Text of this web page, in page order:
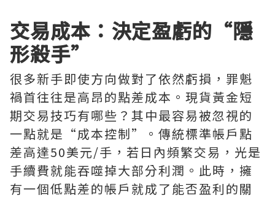
交易成本：決定盈虧的“隱
形殺手”
很多新手即使方向做對了依然虧損，罪魁
禍首往往是高昂的點差成本。現貨黃金短
期交易技巧有哪些？其中最容易被忽視的
一點就是“成本控制”。傳統標準帳戶點
差高達50美元/手，若日內頻繁交易，光是
手續費就能吞噬掉大部分利潤。此時，擁
有一個低點差的帳戶就成了能否盈利的關